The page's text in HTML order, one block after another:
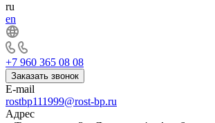
ru
en
+7 960 365 08 08
Заказать звонок
E-mail
rostbp111999@rost-bp.ru
Адрес